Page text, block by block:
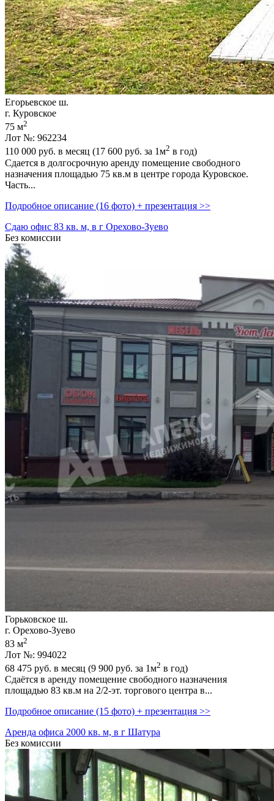
Егорьевское ш.
г. Куровское
75 м2
Лот №: 962234
110 000 руб. в месяц (17 600 руб. за 1м2 в год)
Сдается в долгосрочную аренду помещение свободного
назначения площадью 75 кв.м в центре города Куровское.
Часть...
Подробное описание (16 фото) + презентация >>
Сдаю офис 83 кв. м, в г Орехово-Зуево
Без комиссии
Горьковское ш.
г. Орехово-Зуево
83 м2
Лот №: 994022
68 475 руб. в месяц (9 900 руб. за 1м2 в год)
Сдаётся в аренду помещение свободного назначения
площадью 83 кв.м на 2/2-эт. торгового центра в...
Подробное описание (15 фото) + презентация >>
Аренда офиса 2000 кв. м, в г Шатура
Без комиссии